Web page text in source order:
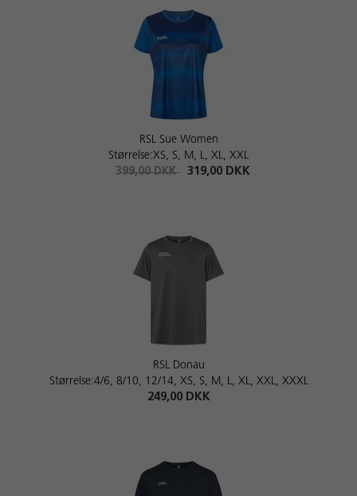
RSL Sue Women
Størrelse:XS, S, M, L, XL, XXL
399,00 DKK
319,00 DKK
RSL Donau
Størrelse:4/6, 8/10, 12/14, XS, S, M, L, XL, XXL, XXXL
249,00 DKK